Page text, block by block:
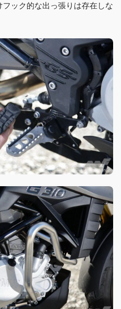
ック的な出っ張りは存在しな